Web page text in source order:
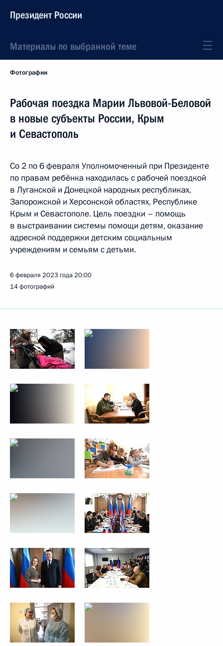
Президент России
Материалы по выбранной теме
Фотографии
Рабочая поездка Марии Львовой-Беловой
в новые субъекты России, Крым
и Севастополь
Со 2 по 6 февраля Уполномоченный при Президенте
по правам ребёнка находилась с рабочей поездкой
в Луганской и Донецкой народных республиках,
Запорожской и Херсонской областях, Республике
Крым и Севастополе. Цель поездки – помощь
в выстраивании системы помощи детям, оказание
адресной поддержки детским социальным
учреждениям и семьям с детьми.
6 февраля 2023 года20:00
14 фотографий